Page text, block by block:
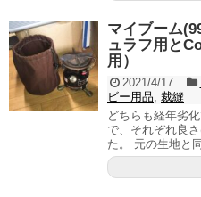
マイブーム
ュラフ用と
用）
2021/4/17
ビー用品, 裁縫
どちらも経年劣
で、それぞれ良
た。 元の生地と